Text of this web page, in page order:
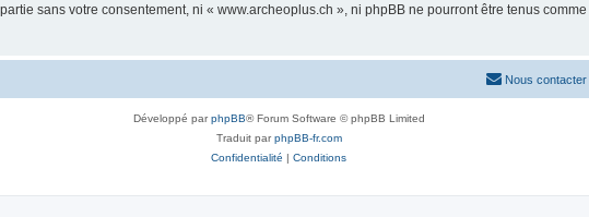
sans votre consentement, ni « www.archeoplus.ch », ni phpBB ne pourront être tenus
Nous contacter
Développé parphpBB® Forum Software © phpBB Limited
Traduit parphpBB-fr.com
Confidentialité | Conditions